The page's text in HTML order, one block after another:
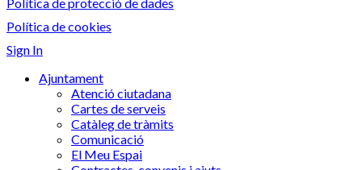
Política de cookies
Sign In
Ajuntament
Atenció ciutadana
Cartes de serveis
Catàleg de tràmits
Comunicació
El Meu Espai